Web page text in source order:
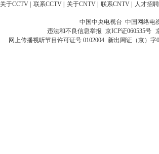
关于CCTV 联系CCTV 关于CNTV 联系CNTV 人才招聘
中国中央电视台 中国网络电
违法和不良信息举报 京ICP证060535号
网上传播视听节目许可证号 0102004 新出网证（京）